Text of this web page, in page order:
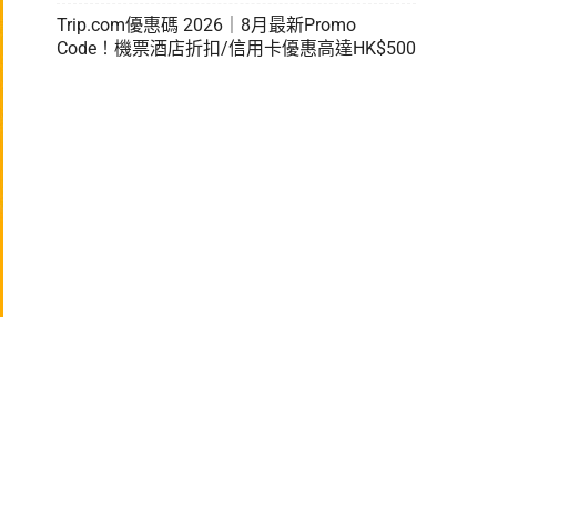
Trip.com優惠碼 2026｜8月最新Promo
Code！機票酒店折扣/信用卡優惠高達HK$500